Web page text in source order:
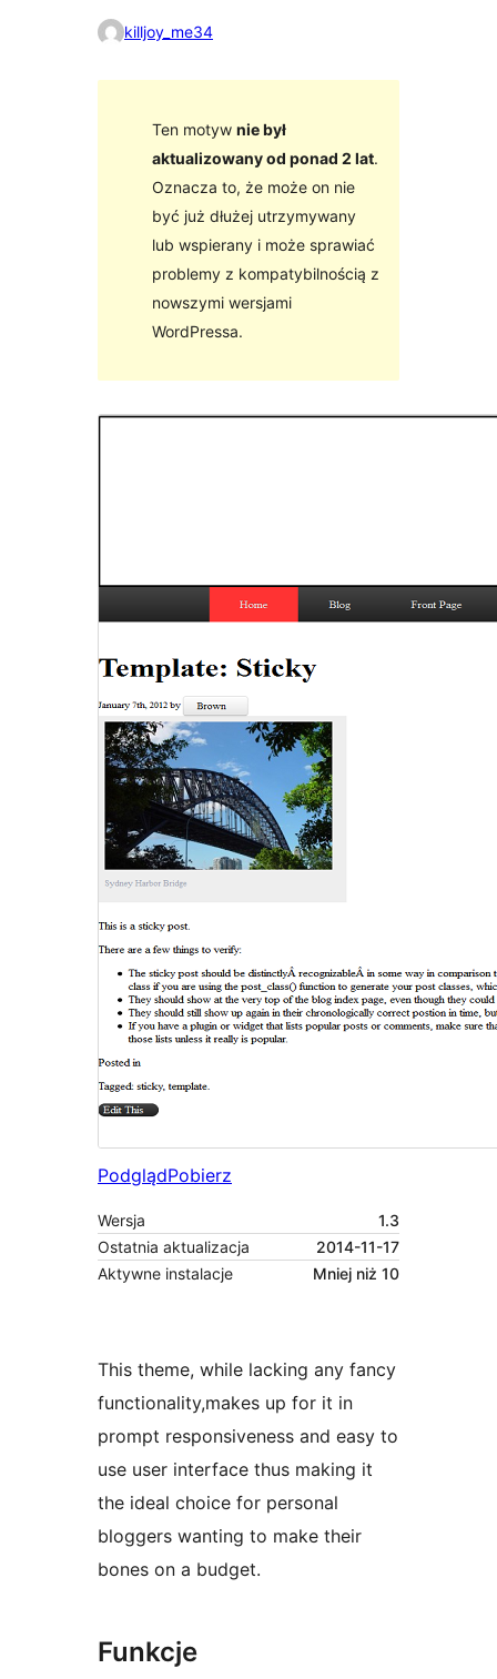
killjoy_me34
Ten motyw nie był
aktualizowany od ponad 2 lat.
Oznacza to, że może on nie
być już dłużej utrzymywany
lub wspierany i może sprawiać
problemy z kompatybilnością z
nowszymi wersjami
WordPressa.
PodglądPobierz
Wersja
1.3
Ostatnia aktualizacja
2014-11-17
Aktywne instalacje
Mniej niż 10
This theme, while lacking any fancy
functionality,makes up for it in
prompt responsiveness and easy to
use user interface thus making it
the ideal choice for personal
bloggers wanting to make their
bones on a budget.
Funkcje